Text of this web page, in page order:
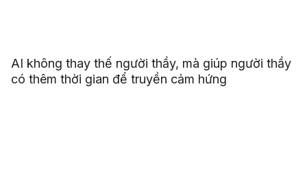
AI không thay thế người thầy, mà giúp người thầy
có thêm thời gian để truyền cảm hứng